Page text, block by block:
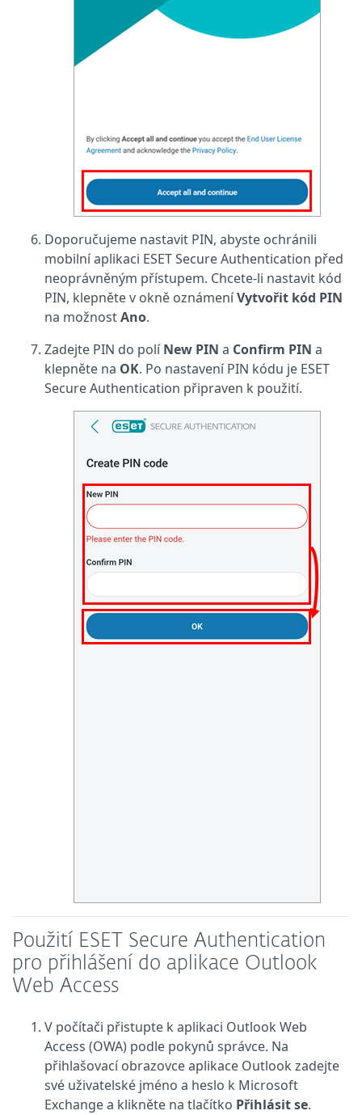
Doporučujeme nastavit PIN, abyste ochránili
mobilní aplikaci ESET Secure Authentication před
neoprávněným přístupem. Chcete-li nastavit kód
PIN, klepněte v okně oznámeníVytvořit kód PIN
na možnostAno.
Zadejte PIN do polí New PIN a Confirm PIN a
klepněte na OK. Po nastavení PIN kódu je ESET
Secure Authentication připraven k použití.
Použití ESET Secure Authentication
pro přihlášení do aplikace Outlook
Web Access
V počítači přistupte k aplikaci Outlook Web
Access (OWA) podle pokynů správce. Na
přihlašovací obrazovce aplikace Outlook zadejte
své uživatelské jméno a heslo k Microsoft
Exchange a klikněte na tlačítko Přihlásit se.